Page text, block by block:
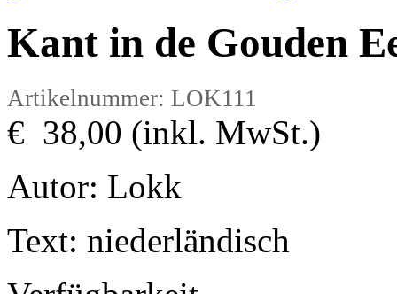
Kant in de Gouden
Artikelnummer: LOK111
€ 38,00 (inkl. MwSt.)
Autor: Lokk
Text: niederländisch